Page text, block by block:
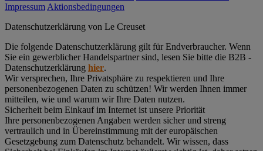
ImpressumAktionsbedingungen
Datenschutz­erklärung von Le Creuset
Die folgende Datenschutzerklärung gilt für Endverbraucher. Wenn
Sie ein gewerblicher Handelspartner sind, lesen Sie bitte die B2B -
Datenschutzerklärung hier.
Wir versprechen, Ihre Privatsphäre zu respektieren und Ihre
personenbezogenen Daten zu schützen! Wir werden Ihnen immer
mitteilen, wie und warum wir Ihre Daten nutzen.
Sicherheit beim Einkauf im Internet ist unsere Priorität
Ihre personenbezogenen Angaben werden sicher und streng
vertraulich und in Übereinstimmung mit der europäischen
Gesetzgebung zum Datenschutz behandelt. Wir wissen, dass